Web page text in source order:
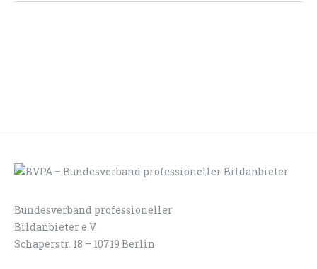
Bundesverband professioneller
Bildanbieter e.V.
Schaperstr. 18 – 10719 Berlin